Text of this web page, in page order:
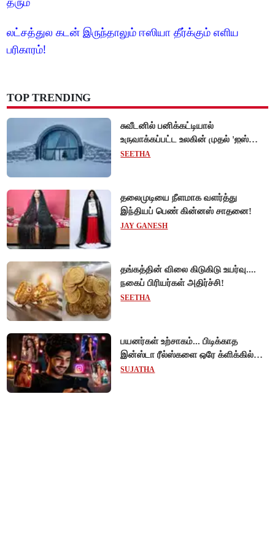
லட்சத்துல கடன் இருந்தாலும் ஈஸியா தீர்க்கும் எளிய
பரிகாரம்!
TOP TRENDING
சுவீடனில் பனிக்கட்டியால்
உருவாக்கப்பட்ட உலகின் முதல் 'ஐஸ்
ஓட்டல்'!
SEETHA
தலைமுடியை நீளமாக வளர்த்து
இந்தியப் பெண் கின்னஸ் சாதனை!
JAY GANESH
தங்கத்தின் விலை கிடுகிடு உயர்வு....
நகைப் பிரியர்கள் அதிர்ச்சி!
SEETHA
பயனர்கள் உற்சாகம்... பிடிக்காத
இன்ஸ்டா ரீல்ஸ்களை ஒரே க்ளிக்கில்
மாற்றியமைக்கலாம்!
SUJATHA